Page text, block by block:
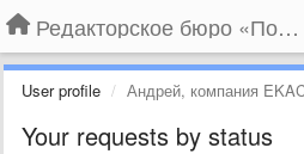
Редакторское бюро «По правилам»
User profile Андрей, компания
Your requests by status